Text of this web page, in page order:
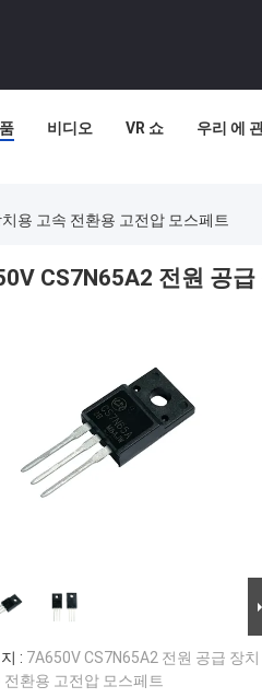
비디오 VR 쇼 우리 에
용 고속 전환용 고전압 모스페트
CS7N65A2 전원 공
: 7A650V CS7N65A2 전원 공급 장치
전환용 고전압 모스페트